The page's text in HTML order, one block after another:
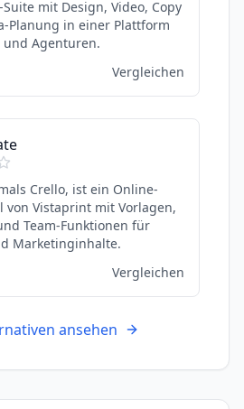
mit Design, Video, Copy
Planung in einer Plattform
und Agenturen.
Vergleichen
Crello, ist ein Online-
von Vistaprint mit Vorlagen,
Team-Funktionen für
Marketinginhalte.
Vergleichen
ansehen